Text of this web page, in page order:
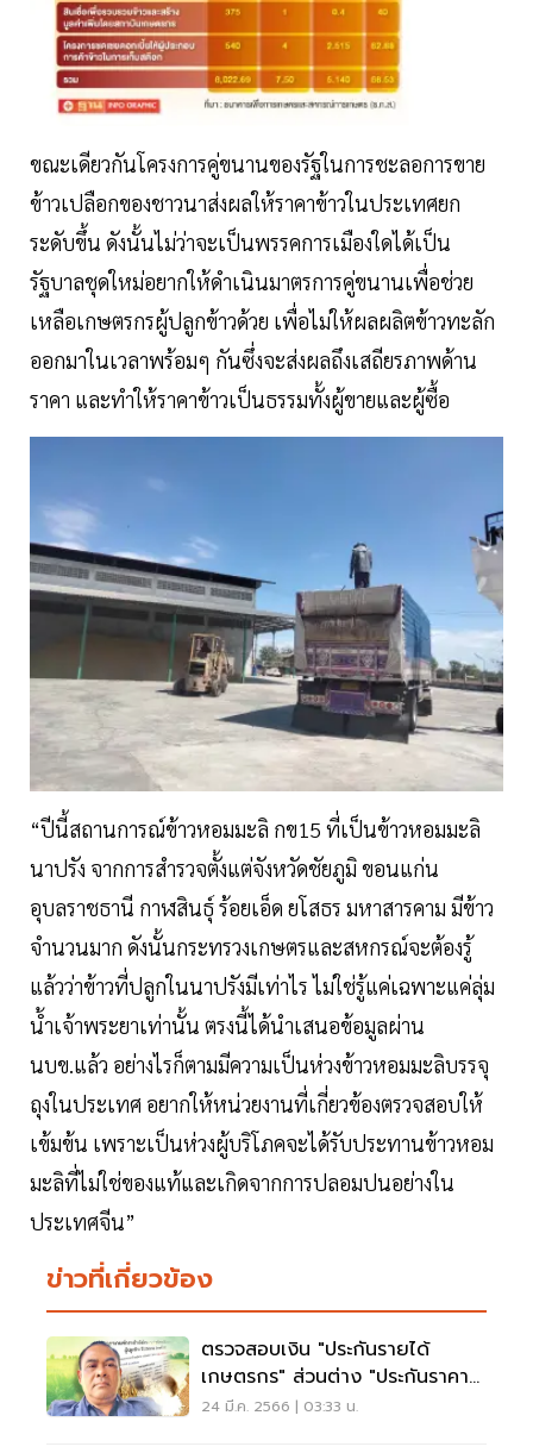
ขณะเดียวกันโครงการคู่ขนานของรัฐในการชะลอการขาย
ข้าวเปลือกของชาวนาส่งผลให้ราคาข้าวในประเทศยก
ระดับขึ้น ดังนั้นไม่ว่าจะเป็นพรรคการเมืองใดได้เป็น
รัฐบาลชุดใหม่อยากให้ดำเนินมาตรการคู่ขนานเพื่อช่วย
เหลือเกษตรกรผู้ปลูกข้าวด้วย เพื่อไม่ให้ผลผลิตข้าวทะลัก
ออกมาในเวลาพร้อมๆ กันซึ่งจะส่งผลถึงเสถียรภาพด้าน
ราคา และทำให้ราคาข้าวเป็นธรรมทั้งผู้ขายและผู้ซื้อ
“ปีนี้สถานการณ์ข้าวหอมมะลิ กข15 ที่เป็นข้าวหอมมะลิ
นาปรัง จากการสำรวจตั้งแต่จังหวัดชัยภูมิ ขอนแก่น
อุบลราชธานี กาฬสินธุ์ ร้อยเอ็ด ยโสธร มหาสารคาม มีข้าว
จำนวนมาก ดังนั้นกระทรวงเกษตรและสหกรณ์จะต้องรู้
แล้วว่าข้าวที่ปลูกในนาปรังมีเท่าไร ไม่ใช่รู้แค่เฉพาะแค่ลุ่ม
นํ้าเจ้าพระยาเท่านั้น ตรงนี้ได้นำเสนอข้อมูลผ่าน
นบข.แล้ว อย่างไรก็ตามมีความเป็นห่วงข้าวหอมมะลิบรรจุ
ถุงในประเทศ อยากให้หน่วยงานที่เกี่ยวข้องตรวจสอบให้
เข้มข้น เพราะเป็นห่วงผู้บริโภคจะได้รับประทานข้าวหอม
มะลิที่ไม่ใช่ของแท้และเกิดจากการปลอมปนอย่างใน
ประเทศจีน”
ข่าวที่เกี่ยวข้อง
ตรวจสอบเงิน "ประกันรายได้
เกษตรกร" ส่วนต่าง "ประกันราคา
ข้าว" งวดที่ 24
24 มี.ค. 2566 | 03:33 น.